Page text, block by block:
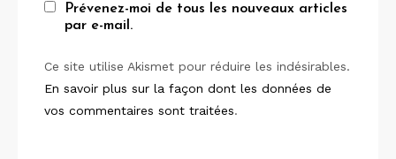
Prévenez-moi de tous les nouveaux articles
par e-mail.
Ce site utilise Akismet pour réduire les indésirables.
En savoir plus sur la façon dont les données de
vos commentaires sont traitées.